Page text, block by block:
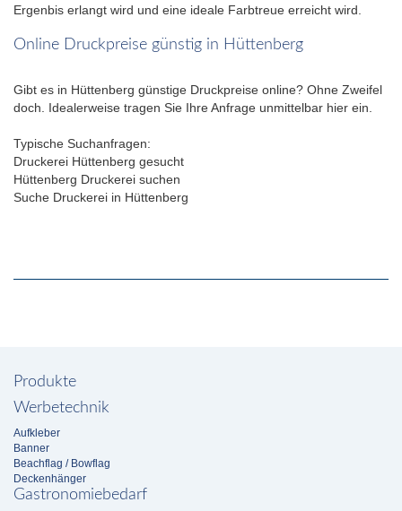
Ergenbis erlangt wird und eine ideale Farbtreue erreicht wird.
Online Druckpreise günstig in Hüttenberg
Gibt es in Hüttenberg günstige Druckpreise online? Ohne Zweifel
doch. Idealerweise tragen Sie Ihre Anfrage unmittelbar hier ein.
Typische Suchanfragen:
Druckerei Hüttenberg gesucht
Hüttenberg Druckerei suchen
Suche Druckerei in Hüttenberg
Produkte
Werbetechnik
Aufkleber
Banner
Beachflag / Bowflag
Deckenhänger
Gastronomiebedarf